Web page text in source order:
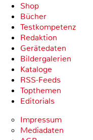
Shop
Bücher
Testkompetenz
Redaktion
Gerätedaten
Bildergalerien
Kataloge
RSS-Feeds
Topthemen
Editorials
Impressum
Mediadaten